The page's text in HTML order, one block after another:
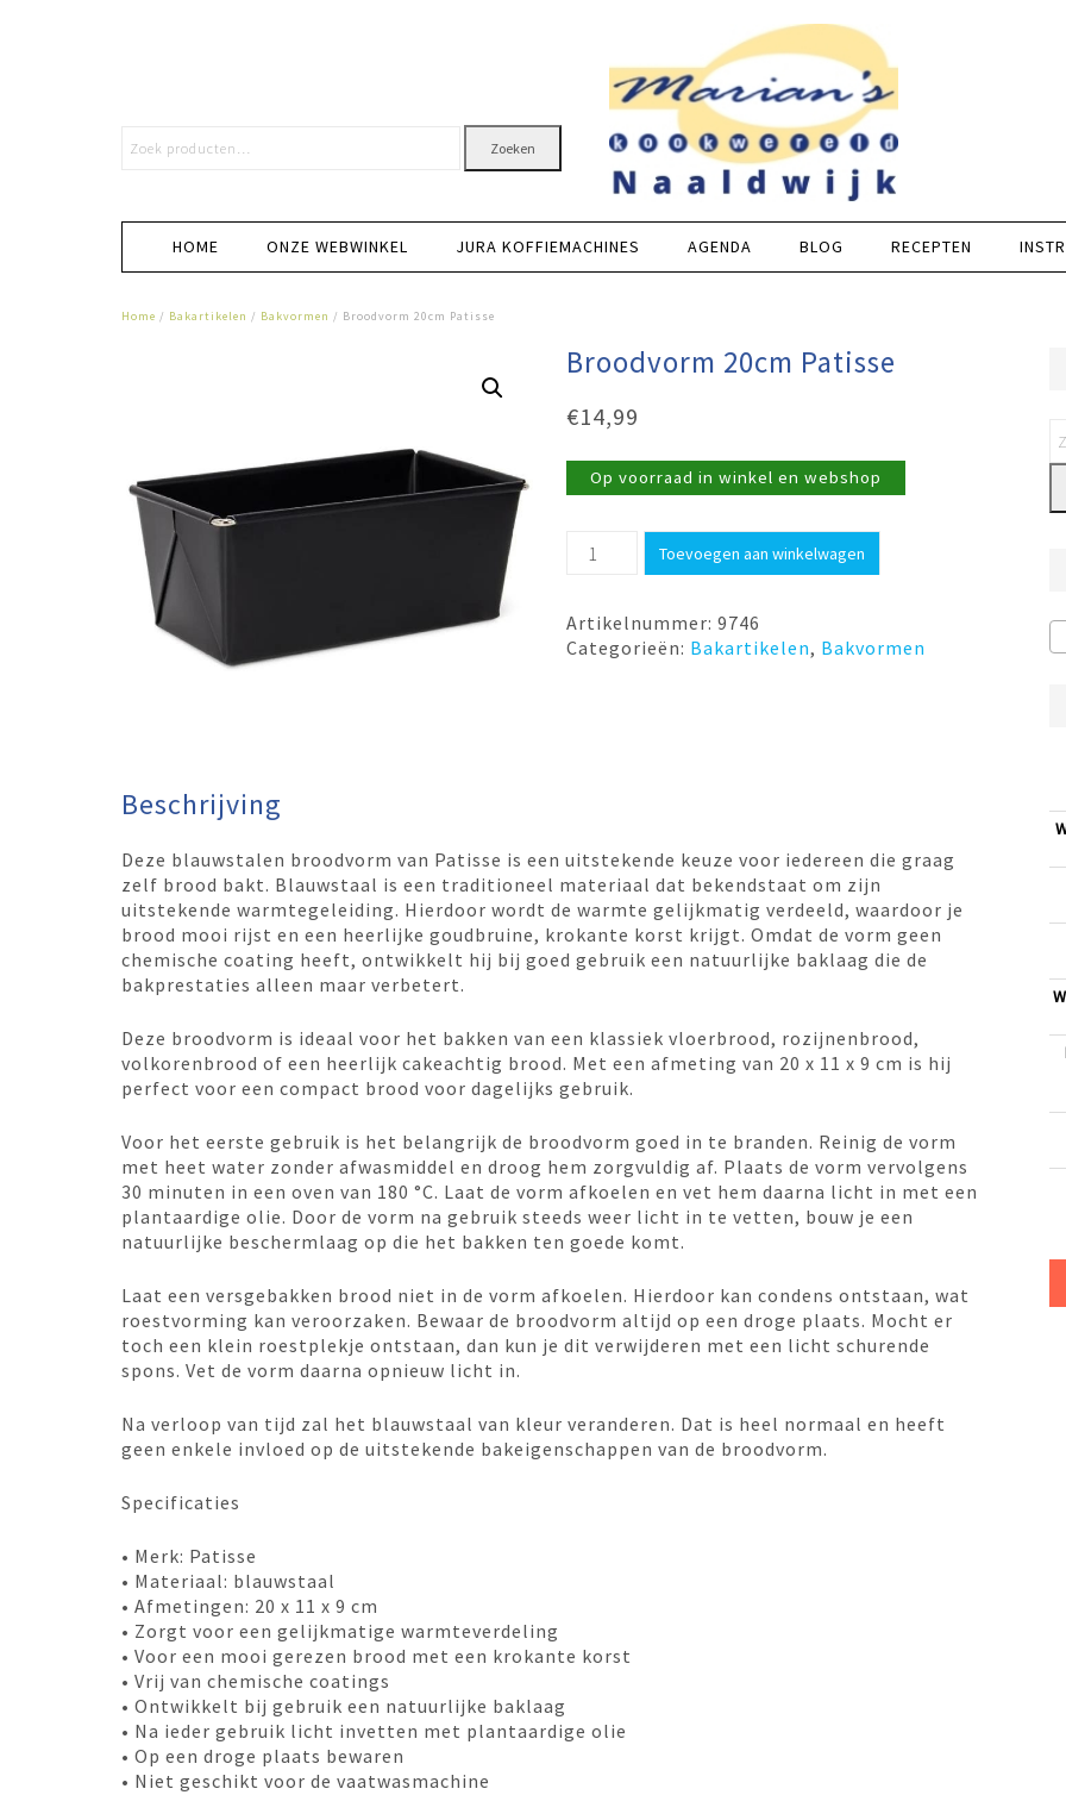
Zoeken
HOME ONZE WEBWINKEL JURA KOFFIEMACHINES AGENDA BLOG RECEPTEN
Home / Bakartikelen / Bakvormen / Broodvorm 20cm Patisse
Broodvorm 20cm Patisse
€14,99
Op voorraad in winkel en webshop
Broodvorm
20cm
aantal
Toevoegen aan winkelwagen
Artikelnummer:9746
Categorieën: Bakartikelen, Bakvormen
Beschrijving
Deze blauwstalen broodvorm van Patisse is een uitstekende keuze voor iedereen die graag
zelf brood bakt. Blauwstaal is een traditioneel materiaal dat bekendstaat om zijn
uitstekende warmtegeleiding. Hierdoor wordt de warmte gelijkmatig verdeeld, waardoor je
brood mooi rijst en een heerlijke goudbruine, krokante korst krijgt. Omdat de vorm geen
chemische coating heeft, ontwikkelt hij bij goed gebruik een natuurlijke baklaag die de
bakprestaties alleen maar verbetert.
Deze broodvorm is ideaal voor het bakken van een klassiek vloerbrood, rozijnenbrood,
volkorenbrood of een heerlijk cakeachtig brood. Met een afmeting van 20 x 11 x 9 cm is hij
perfect voor een compact brood voor dagelijks gebruik.
Voor het eerste gebruik is het belangrijk de broodvorm goed in te branden. Reinig de vorm
met heet water zonder afwasmiddel en droog hem zorgvuldig af. Plaats de vorm vervolgens
30 minuten in een oven van 180 °C. Laat de vorm afkoelen en vet hem daarna licht in met een
plantaardige olie. Door de vorm na gebruik steeds weer licht in te vetten, bouw je een
natuurlijke beschermlaag op die het bakken ten goede komt.
Laat een versgebakken brood niet in de vorm afkoelen. Hierdoor kan condens ontstaan, wat
roestvorming kan veroorzaken. Bewaar de broodvorm altijd op een droge plaats. Mocht er
toch een klein roestplekje ontstaan, dan kun je dit verwijderen met een licht schurende
spons. Vet de vorm daarna opnieuw licht in.
Na verloop van tijd zal het blauwstaal van kleur veranderen. Dat is heel normaal en heeft
geen enkele invloed op de uitstekende bakeigenschappen van de broodvorm.
Specificaties
• Merk: Patisse
• Materiaal: blauwstaal
• Afmetingen: 20 x 11 x 9 cm
• Zorgt voor een gelijkmatige warmteverdeling
• Voor een mooi gerezen brood met een krokante korst
• Vrij van chemische coatings
• Ontwikkelt bij gebruik een natuurlijke baklaag
• Na ieder gebruik licht invetten met plantaardige olie
• Op een droge plaats bewaren
• Niet geschikt voor de vaatwasmachine